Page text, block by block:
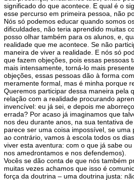
significado do que acontece. E qual é o
esse percurso em primeira pessoa, não
Nós só podemos educar quando somos
dificuldades, não teria aprendido muitas
posso olhar também para os alunos, e,
realidade que me acontece. Se não
maneira de viver a realidade. E nós só
que fazem objeções, pois essas pessoas
mais intensamente, torná-lo mais
objeções, essas pessoas dão à forma
meramente formal, mas é minha porque
Queremos participar dessa maneira pela
relação com a realidade procurando
invencível: eu já sei, e depois me
errada? Por acaso já imaginamos que
nos deu durante anos, na sua tentativa
parece ser uma coisa impossível, se
ao contrário, vamos à escola todos os
viver esta aventura: com o que já sabe
nos amedrontamos e nos defendemos).
Vocês se dão conta de que nós também
muitas vezes achamos que isso é
força da doutrina – uma doutrina justa: